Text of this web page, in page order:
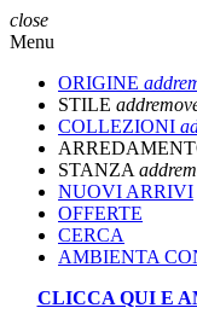
close
Menu
ORIGINE add
STILE add
COLLEZIONI
STANZA add
NUOVI ARRIVI
OFFERTE
CERCA
AMBIENTA
CLICCA QUI E